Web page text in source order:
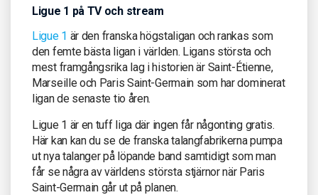
Ligue 1 på TV och stream
Ligue 1 är den franska högstaligan och rankas som
den femte bästa ligan i världen. Ligans största och
mest framgångsrika lag i historien är Saint-Étienne,
Marseille och Paris Saint-Germain som har dominerat
ligan de senaste tio åren.
Ligue 1 är en tuff liga där ingen får någonting gratis.
Här kan kan du se de franska talangfabrikerna pumpa
ut nya talanger på löpande band samtidigt som man
får se några av världens största stjärnor när Paris
Saint-Germain går ut på planen.